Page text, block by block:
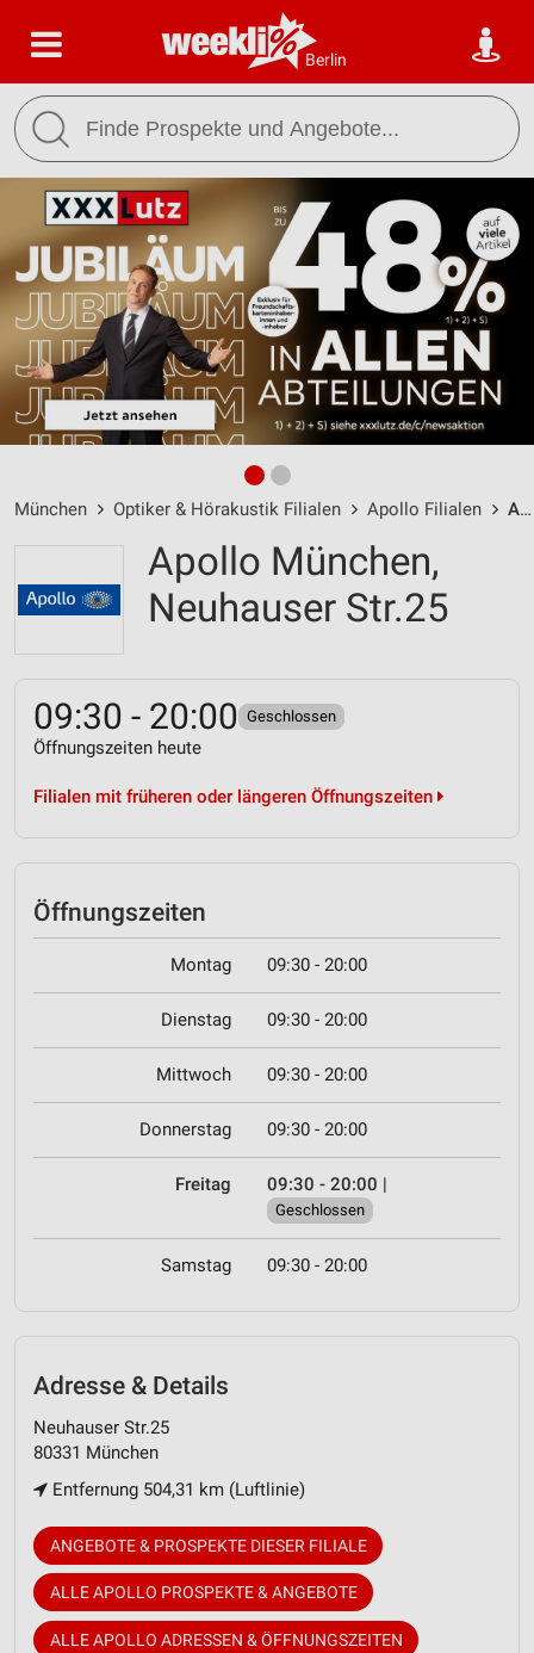
Berlin
München Optiker & Hörakustik Filialen Apollo Filialen Apollo München / Neuhauser Str.25 - Öffnungszeiten & Adresse
Apollo München,
Neuhauser Str.25
09:30 - 20:00 Geschlossen
Öffnungszeiten heute
Filialen mit früheren oder längeren Öffnungszeiten
Öffnungszeiten
Montag 09:30 - 20:00
Dienstag 09:30 - 20:00
Mittwoch 09:30 - 20:00
Donnerstag 09:30 - 20:00
Freitag 09:30 - 20:00 |
Geschlossen
Samstag 09:30 - 20:00
Adresse & Details
Neuhauser Str.25
80331 München
Entfernung 504,31 km (Luftlinie)
ANGEBOTE & PROSPEKTE DIESER FILIALE
ALLE APOLLO PROSPEKTE & ANGEBOTE
ALLE APOLLO ADRESSEN & ÖFFNUNGSZEITEN